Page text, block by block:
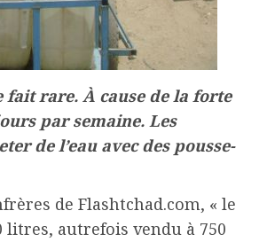
fait rare. À cause de la forte
par semaine. Les
de l’eau avec des pousse-
de Flashtchad.com, « le
autrefois vendu à 750